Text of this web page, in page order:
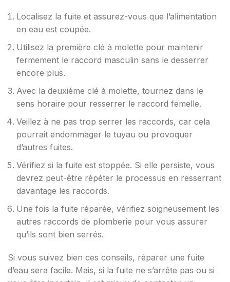
Localisez la fuite et assurez-vous que l’alimentation
en eau est coupée.
Utilisez la première clé à molette pour maintenir
fermement le raccord masculin sans le desserrer
encore plus.
Avec la deuxième clé à molette, tournez dans le
sens horaire pour resserrer le raccord femelle.
Veillez à ne pas trop serrer les raccords, car cela
pourrait endommager le tuyau ou provoquer
d’autres fuites.
Vérifiez si la fuite est stoppée. Si elle persiste, vous
devrez peut-être répéter le processus en resserrant
davantage les raccords.
Une fois la fuite réparée, vérifiez soigneusement les
autres raccords de plomberie pour vous assurer
qu’ils sont bien serrés.
Si vous suivez bien ces conseils, réparer une fuite
d’eau sera facile. Mais, si la fuite ne s’arrête pas ou si